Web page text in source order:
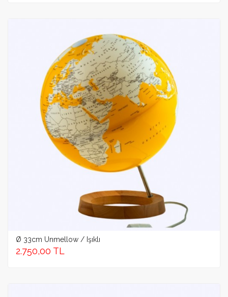
Ø 33cm Unmellow / Işıklı
2.750,00 TL